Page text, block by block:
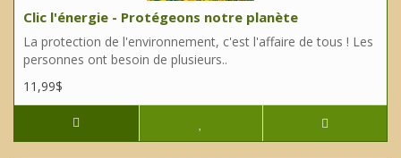
Clic l'énergie - Protégeons notre planète
La protection de l'environnement, c'est l'affaire de tous ! Les
personnes ont besoin de plusieurs..
11,99$